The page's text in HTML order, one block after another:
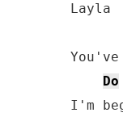
Layla
Do